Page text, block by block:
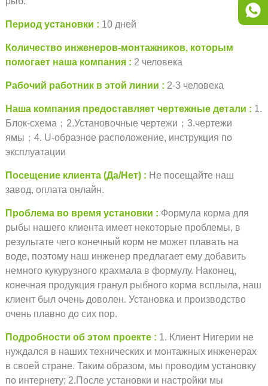
Период установки 10 дней
Количество инженеров-монтажников, которым
помогает наша компания
2 человека
Рабочий работник в этой линии 2-3 человека
Наша компания предоставляет чертежные детали
1.
Блок-схема；2.Установочные чертежи；3.чертежи
ямы；4. U-образное расположение, инструкция по
эксплуатации
Посещение клиента (Да/Нет)
Не посещайте наш
завод, оплата онлайн.
Проблема во время установки
Формула корма для
рыбы нашего клиента имеет некоторые проблемы, в
результате чего конечный корм не может плавать на
воде, поэтому наш инженер предлагает ему добавить
немного кукурузного крахмала в формулу. Наконец,
конечная продукция гранул рыбного корма всплыла, наш
клиент был очень доволен. Установка и производство
очень плавно до сих пор.
Подробности об этом проекте
1. Клиент Нигерии не
нуждался в наших технических и монтажных инженерах
в своей стране. Таким образом, мы проводим установку
по интернету; 2.После установки и настройки мы